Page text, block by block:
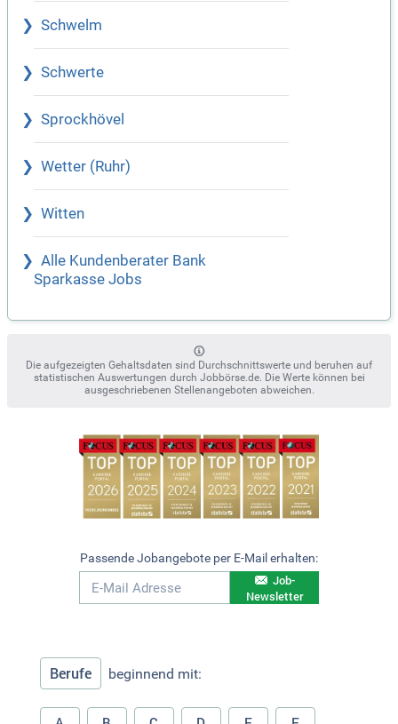
Schwelm
Schwerte
Sprockhövel
Wetter (Ruhr)
Witten
Alle Kundenberater Bank
Sparkasse Jobs
Die aufgezeigten Gehaltsdaten sind Durchschnittswerte und beruhen auf
statistischen Auswertungen durch Jobbörse.de. Die Werte können bei
ausgeschriebenen Stellenangeboten abweichen.
Passende Jobangebote per E-Mail erhalten:
Job-
Newsletter
Berufe beginnend mit: